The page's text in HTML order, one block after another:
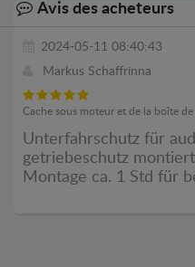
Avis des acheteurs
2024-05-11 08:40:43
Markus Schaffrinna
Cache sous moteur et de la boîte
Unterfahrschutz für
getriebeschutz
Montage ca. 1 Std für